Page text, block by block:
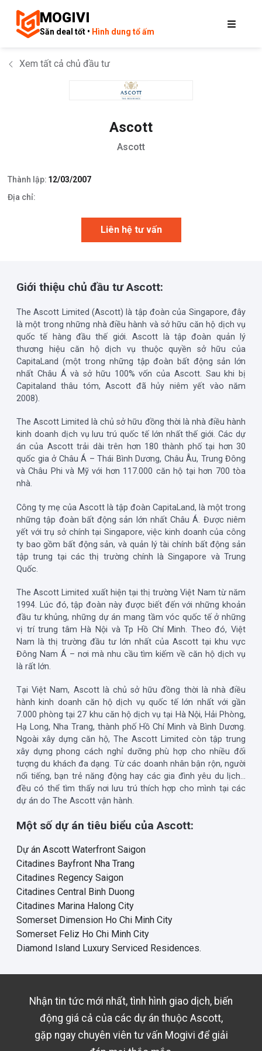
MOGIVI
Săn deal tốt • Hình dung tổ ấm
Xem tất cả chủ đầu tư
Ascott
Ascott
Thành lập: 12/03/2007
Địa chỉ:
Liên hệ tư vấn
Giới thiệu chủ đầu tư Ascott:
The Ascott Limited (Ascott) là tập đoàn của Singapore, đây
là một trong những nhà điều hành và sở hữu căn hộ dịch vụ
quốc tế hàng đầu thế giới. Ascott là tập đoàn quản lý
thương hiệu căn hộ dịch vụ thuộc quyền sở hữu của
CapitaLand (một trong những tập đoàn bất động sản lớn
nhất Châu Á và sở hữu 100% vốn của Ascott. Sau khi bị
Capitaland thâu tóm, Ascott đã hủy niêm yết vào năm
2008).
The Ascott Limited là chủ sở hữu đồng thời là nhà điều hành
kinh doanh dịch vụ lưu trú quốc tế lớn nhất thế giới. Các dự
án của Ascott trải dài trên hơn 180 thành phố tại hơn 30
quốc gia ở Châu Á – Thái Bình Dương, Châu Âu, Trung Đông
và Châu Phi và Mỹ với hơn 117.000 căn hộ tại hơn 700 tòa
nhà.
Công ty mẹ của Ascott là tập đoàn CapitaLand, là một trong
những tập đoàn bất động sản lớn nhất Châu Á. Được niêm
yết với trụ sở chính tại Singapore, việc kinh doanh của công
ty bao gồm bất động sản, và quản lý tài chính bất động sản
tập trung tại các thị trường chính là Singapore và Trung
Quốc.
The Ascott Limited xuất hiện tại thị trường Việt Nam từ năm
1994. Lúc đó, tập đoàn này được biết đến với những khoản
đầu tư khủng, những dự án mang tầm vóc quốc tế ở những
vị trí trung tâm Hà Nội và Tp Hồ Chí Minh. Theo đó, Việt
Nam là thị trường đầu tư lớn nhất của Ascott tại khu vực
Đông Nam Á – nơi mà nhu cầu tìm kiếm về căn hộ dịch vụ
là rất lớn.
Tại Việt Nam, Ascott là chủ sở hữu đồng thời là nhà điều
hành kinh doanh căn hộ dịch vụ quốc tế lớn nhất với gần
7.000 phòng tại 27 khu căn hộ dịch vụ tại Hà Nội, Hải Phòng,
Hạ Long, Nha Trang, thành phố Hồ Chí Minh và Bình Dương.
Ngoài xây dựng căn hộ, The Ascott Limited còn tập trung
xây dựng phong cách nghỉ dưỡng phù hợp cho nhiều đối
tượng du khách đa dạng. Từ các doanh nhân bận rộn, người
nổi tiếng, bạn trẻ năng động hay các gia đình yêu du lịch…
đều có thể tìm thấy nơi lưu trú thích hợp cho mình tại các
dự án do The Ascott vận hành.
Một số dự án tiêu biểu của Ascott:
Dự án Ascott Waterfront Saigon
Citadines Bayfront Nha Trang
Citadines Regency Saigon
Citadines Central Binh Duong
Citadines Marina Halong City
Somerset Dimension Ho Chi Minh City
Somerset Feliz Ho Chi Minh City
Diamond Island Luxury Serviced Residences.
Nhận tin tức mới nhất, tình hình giao dịch, biến
động giá cả của các dự án thuộc Ascott,
gặp ngay chuyên viên tư vấn Mogivi để giải